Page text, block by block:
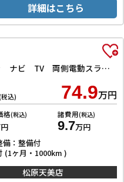
詳細はこちら
カスタムG－T ETC バックカメラ ナビ TV 両側電動スライドドア クリアランスソナー オートクルーズコントロール 衝突被害軽減システム アルミホイール LEDヘッドランプ スマートキー
込) 74.9万円
格(税込) 諸費用(税込)
9.7万円
備：整備付
(1ヶ月・1000km )
松原天美店